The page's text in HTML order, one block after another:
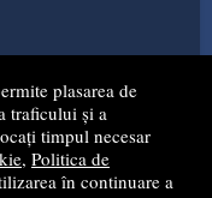
plasarea de
traficului și a
timpul necesar
, Politica de
în continuare a
S.R.L.